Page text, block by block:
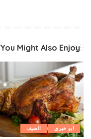
You Might Also Enjoy
ابو خيري الصيف